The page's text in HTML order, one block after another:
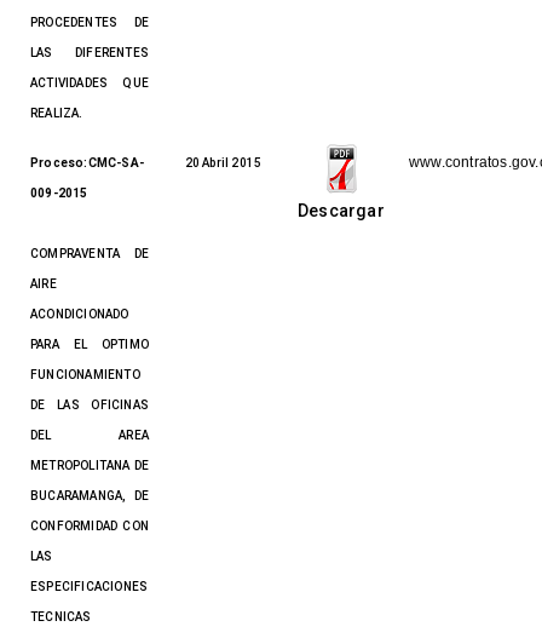
PROCEDENTES DE
LAS DIFERENTES
ACTIVIDADES QUE
REALIZA.
Proceso:CMC-SA-
009-2015
COMPRAVENTA DE
AIRE
ACONDICIONADO
PARA EL OPTIMO
FUNCIONAMIENTO
DE LAS OFICINAS
DEL AREA
METROPOLITANA DE
BUCARAMANGA, DE
CONFORMIDAD CON
LAS
ESPECIFICACIONES
TECNICAS
20 Abril 2015
Descargar